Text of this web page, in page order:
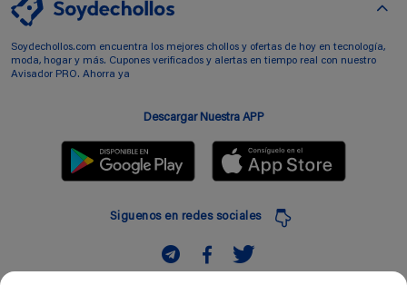
Soydechollos.com encuentra los mejores chollos y ofertas de hoy en tecnología,
moda, hogar y más. Cupones verificados y alertas en tiempo real con nuestro
Avisador PRO. Ahorra ya
Descargar Nuestra APP
Siguenos en redes sociales